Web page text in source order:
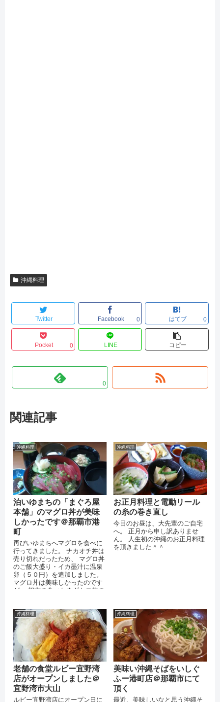
沖縄料理
Twitter Facebook 0 はてブ 0
Pocket 0 LINE コピー
0
関連記事
沖縄料理
泊いゆまちの「まぐろ屋
本舗」のマグロ丼が美味
しかったです＠那覇市港
町
再びいゆまちへマグロを食べに
行ってきました。 ナカオチ丼は
売り切れだったため、 マグロ丼
のご飯大盛り・イカ墨汁に温泉
卵（５０円）を追加しました。
マグロ丼は美味しかったのです
が、 相方の食べたネギトロ丼の
沖縄料理
お正月料理と電動リール
の糸の巻き直し
今日のお昼は、大先輩のご自宅
へ。 正月から申し訳ありませ
ん。 人生初の沖縄のお正月料理
を頂きました＾＾
沖縄料理
老舗の食堂ルビー宜野湾
店がオープンしました＠
宜野湾市大山
ルビー宜野湾店にオープン日に
沖縄料理
美味い沖縄そばをいしぐ
ふー港町店＠那覇市にて
頂く
最近、美味しいなと思う沖縄そ